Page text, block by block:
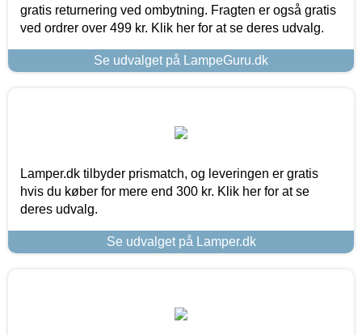
gratis returnering ved ombytning. Fragten er også gratis
ved ordrer over 499 kr. Klik her for at se deres udvalg.
Se udvalget på LampeGuru.dk
Lamper.dk tilbyder prismatch, og leveringen er gratis
hvis du køber for mere end 300 kr. Klik her for at se
deres udvalg.
Se udvalget på Lamper.dk